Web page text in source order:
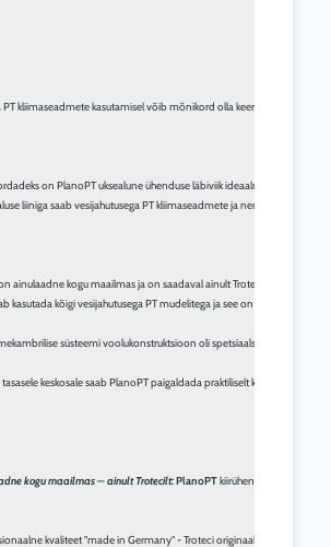
PT kliimaseadmete kasutamisel võib mõnikord olla keeruline
on PlanoPT uksealune ühenduse läbiviik ideaalne ja aega
liiniga saab vesijahutusega PT kliimaseadmete ja nende väliste
ainulaadne kogu maailmas ja on saadaval ainult Trotecilt, on
kasutada kõigi vesijahutusega PT mudelitega ja see on varustatud
süsteemi voolukonstruktsioon oli spetsiaalselt
keskosale saab PlanoPT paigaldada praktiliselt kõikide
kogu maailmas – ainult Trotecilt:PlanoPT kiirühenduskamber PT
kvaliteet "made in Germany" - Troteci originaaltoodang